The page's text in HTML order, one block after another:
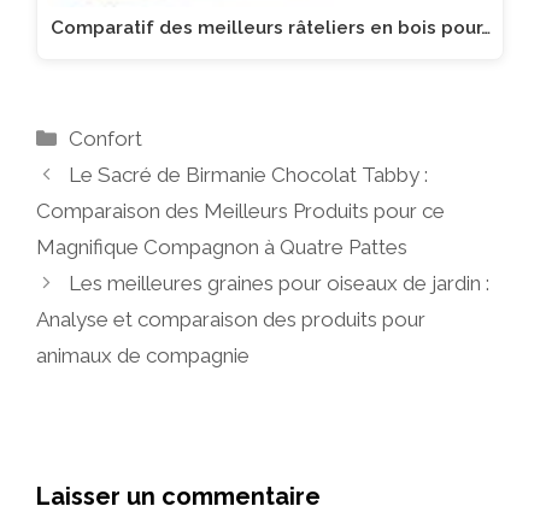
Comparatif des meilleurs râteliers en bois pour…
Catégories
Confort
Le Sacré de Birmanie Chocolat Tabby :
Comparaison des Meilleurs Produits pour ce
Magnifique Compagnon à Quatre Pattes
Les meilleures graines pour oiseaux de jardin :
Analyse et comparaison des produits pour
animaux de compagnie
Laisser un commentaire